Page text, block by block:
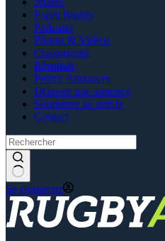
Esprit Rugby
Podcasts
Photos & Vidéos
Classements
Résultats
Petites Annonces
Déposer une annonce
Soumettre un article
Contact
Se connecter